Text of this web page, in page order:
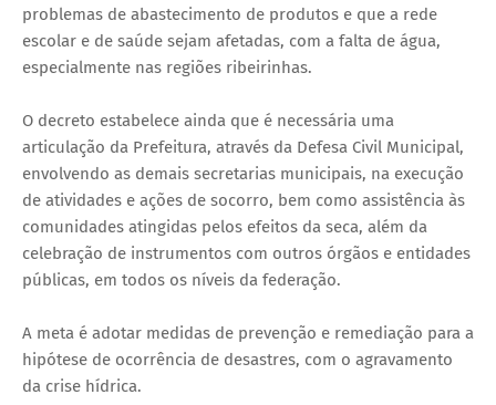
problemas de abastecimento de produtos e que a rede
escolar e de saúde sejam afetadas, com a falta de água,
especialmente nas regiões ribeirinhas.
O decreto estabelece ainda que é necessária uma
articulação da Prefeitura, através da Defesa Civil Municipal,
envolvendo as demais secretarias municipais, na execução
de atividades e ações de socorro, bem como assistência às
comunidades atingidas pelos efeitos da seca, além da
celebração de instrumentos com outros órgãos e entidades
públicas, em todos os níveis da federação.
A meta é adotar medidas de prevenção e remediação para a
hipótese de ocorrência de desastres, com o agravamento
da crise hídrica.